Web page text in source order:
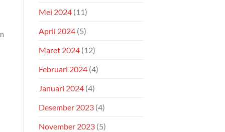
Mei 2024 (11)
April 2024 (5)
Maret 2024 (12)
Februari 2024 (4)
Januari 2024 (4)
Desember 2023 (4)
November 2023 (5)